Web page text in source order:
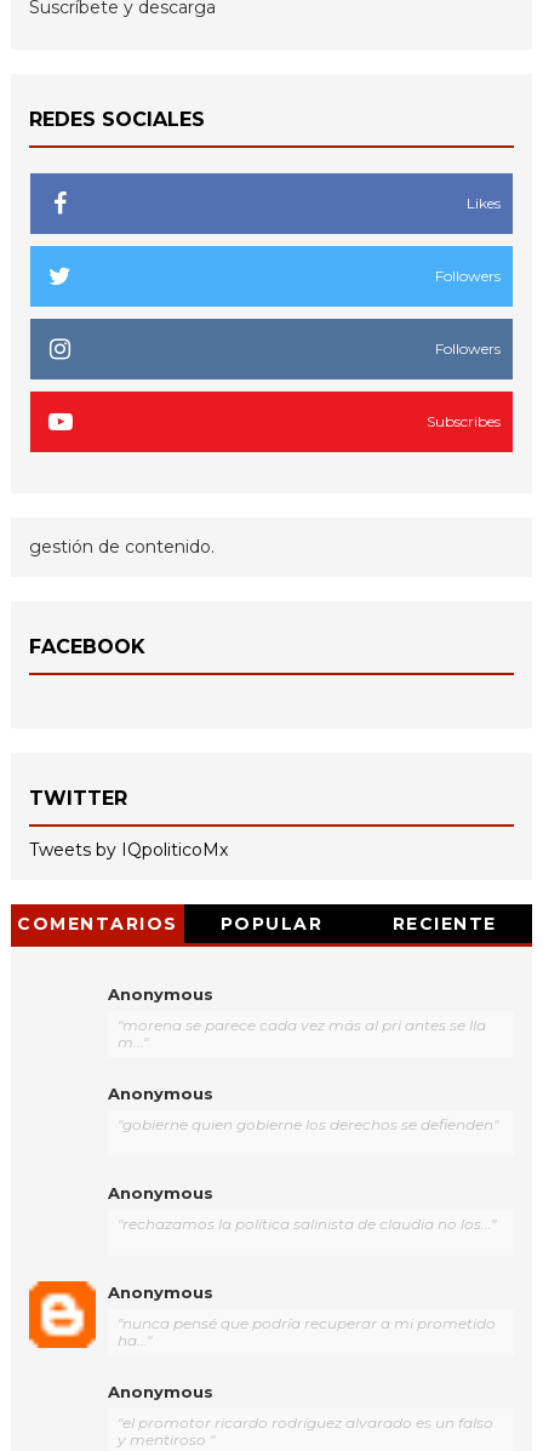
Suscríbete y descarga
REDES SOCIALES
Likes
Followers
Followers
Subscribes
gestión de contenido.
FACEBOOK
TWITTER
Tweets by IQpoliticoMx
COMENTARIOS POPULAR RECIENTE
Anonymous
"morena se parece cada vez más al pri antes se lla
m..."
Anonymous
"gobierne quien gobierne los derechos se defienden"
Anonymous
"rechazamos la política salinista de claudia no los..."
Anonymous
"nunca pensé que podría recuperar a mi prometido
ha..."
Anonymous
"el promotor ricardo rodríguez alvarado es un falso
y mentiroso "